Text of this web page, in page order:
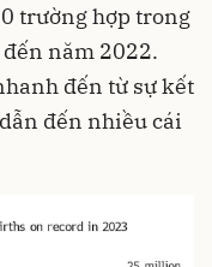
trường hợp trong
năm 2022.
đến từ sự kết
đến nhiều cái